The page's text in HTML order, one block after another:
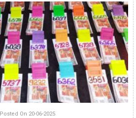
Posted On 20-06-2025